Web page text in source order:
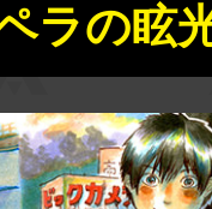
ラの眩